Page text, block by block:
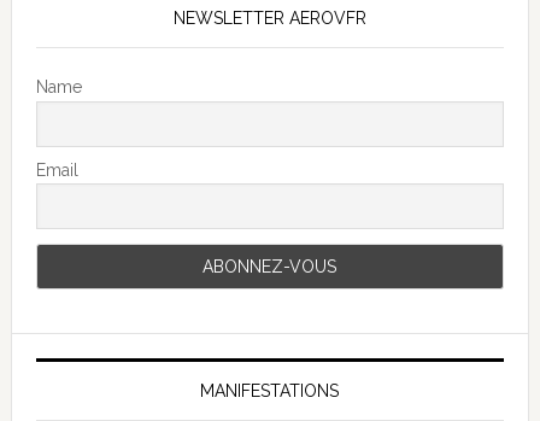
NEWSLETTER AEROVFR
Name
Email
MANIFESTATIONS